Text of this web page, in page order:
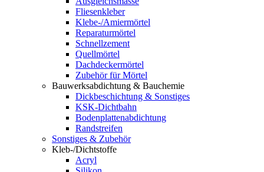
Fliesenkleber
Klebe-/Amiermörtel
Reparaturmörtel
Schnellzement
Quellmörtel
Dachdeckermörtel
Zubehör für Mörtel
Bauwerksabdichtung & Bauchemie
Dickbeschichtung & Sonstiges
KSK-Dichtbahn
Bodenplattenabdichtung
Randstreifen
Sonstiges & Zubehör
Kleb-/Dichtstoffe
Acryl